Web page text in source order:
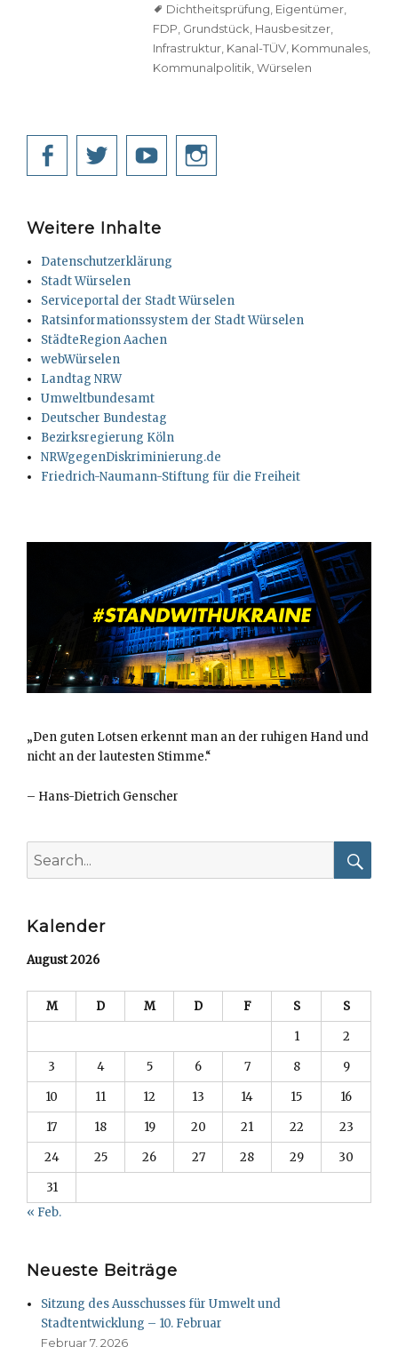
TagsDichtheitsprüfung Eigentümer
FDP Grundstück Hausbesitzer
Infrastruktur Kanal-TÜV Kommunales
Kommunalpolitik ,Würselen
Facebook
TwitterYouTube
Weitere Inhalte
Datenschutzerklärung
Stadt Würselen
Serviceportal der Stadt Würselen
Ratsinformationssystem der Stadt Würselen
StädteRegion Aachen
webWürselen
Landtag NRW
Umweltbundesamt
Deutscher Bundestag
Bezirksregierung Köln
NRWgegenDiskriminierung.de
Friedrich-Naumann-Stiftung für die Freiheit
„Den guten Lotsen erkennt man an der ruhigen Hand und
nicht an der lautesten Stimme.“
– Hans-Dietrich Genscher
for:
Kalender
August 2026
M D M D F S
S
1
2
3
4 5 6 7 8
9
10
11 12 13 14 15
16
17
18 19 20 21 22
23
24
25 26 27 28 29
30
31
« Feb.
Neueste Beiträge
Sitzung des Ausschusses für Umwelt und
Stadtentwicklung – 10. Februar
Februar 7, 2026